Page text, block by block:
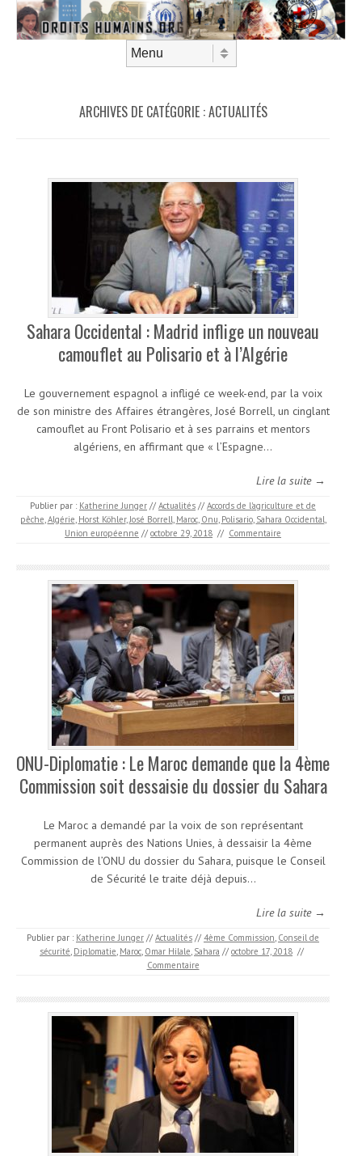
ARCHIVES DE CATÉGORIE :ACTUALITÉS
Sahara Occidental : Madrid inflige un nouveau
camouflet au Polisario et à l’Algérie
Le gouvernement espagnol a infligé ce week-end, par la voix
de son ministre des Affaires étrangères, José Borrell, un cinglant
camouflet au Front Polisario et à ses parrains et mentors
algériens, en affirmant que « l’Espagne…
Lire la suite →
Publier par : Katherine Junger // Actualités // Accords de l'agriculture et de
pêche,Algérie, Horst Köhler,José Borrell, Maroc, Onu, Polisario, Sahara Occidental,
Union européenne // octobre 29, 2018 // Commentaire
ONU-Diplomatie : Le Maroc demande que la 4ème
Commission soit dessaisie du dossier du Sahara
Le Maroc a demandé par la voix de son représentant
permanent auprès des Nations Unies, à dessaisir la 4ème
Commission de l’ONU du dossier du Sahara, puisque le Conseil
de Sécurité le traite déjà depuis…
Lire la suite →
Publier par : Katherine Junger // Actualités // 4ème Commission, Conseil de
sécurité, Diplomatie, Maroc, Omar Hilale, Sahara // octobre 17, 2018 //
Commentaire